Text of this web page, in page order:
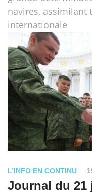
navires, assimilant
internationale
L’INFO EN CONTINU
Journal du 21